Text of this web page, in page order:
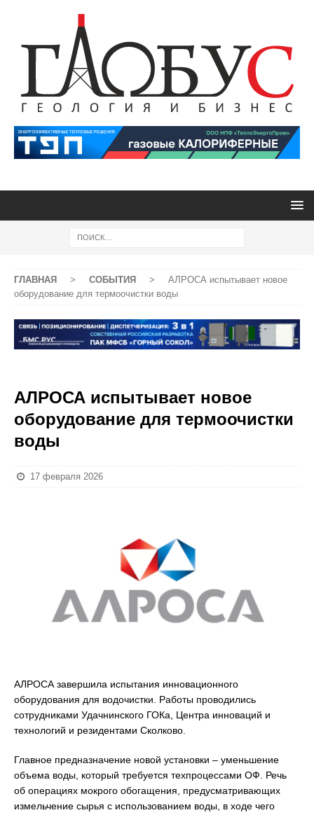
ГЛАВНАЯ > СОБЫТИЯ >
АЛРОСА испытывает новое
оборудование для термоочистки воды
АЛРОСА испытывает новое
оборудование для термоочистки
воды
17 февраля 2026
АЛРОСА завершила испытания инновационного
оборудования для водочистки. Работы проводились
сотрудниками Удачнинского ГОКа, Центра инноваций и
технологий и резидентами Сколково.
Главное предназначение новой установки – уменьшение
объема воды, который требуется техпроцессами ОФ. Речь
об операциях мокрого обогащения, предусматривающих
измельчение сырья с использованием воды, в ходе чего